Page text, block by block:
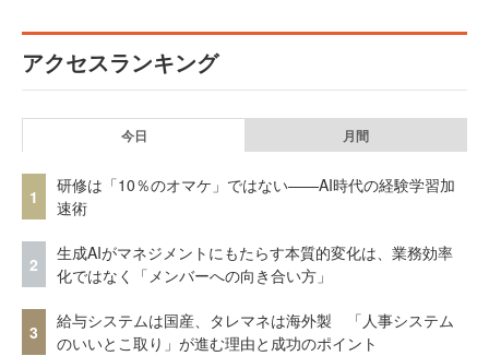
アクセスランキング
今日 月間
1
研修は「10％のオマケ」ではない——AI時代の経験学習加
速術
2
生成AIがマネジメントにもたらす本質的変化は、業務効率
化ではなく「メンバーへの向き合い方」
3
給与システムは国産、タレマネは海外製 「人事システム
のいいとこ取り」が進む理由と成功のポイント